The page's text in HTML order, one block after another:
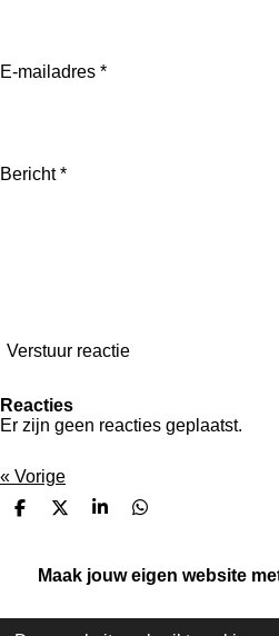
E-mailadres *
Bericht *
Verstuur reactie
Reacties
Er zijn geen reacties geplaatst.
« Vorige
D
D
l
S
r
e
D
e
n
Maak jouw eigen website